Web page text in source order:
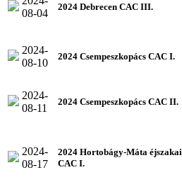
08-04
2024 Debrecen CAC III.
2024-
08-10
2024 Csempeszkopács CAC I.
2024-
08-11
2024 Csempeszkopács CAC II.
2024-
08-17
2024 Hortobágy-Máta éjszakai
CAC I.